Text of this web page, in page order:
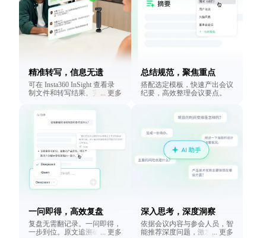
精准转写，信息无遗
可在 Insta360 InSight 查看录
制文件和转写结果。完整保留
... 更多
总结规范，聚焦重点
搭配选定模板，快速产出会议
纪要，高效整理会议要点。
一问即得，高效复盘
复盘无需翻记录。一问即得，
一步到位。原文追溯确保答案
... 更多
深入思考，深度洞察
依据会议内容与参会人员，智
能推荐深度问题，激发讨论新
... 更多